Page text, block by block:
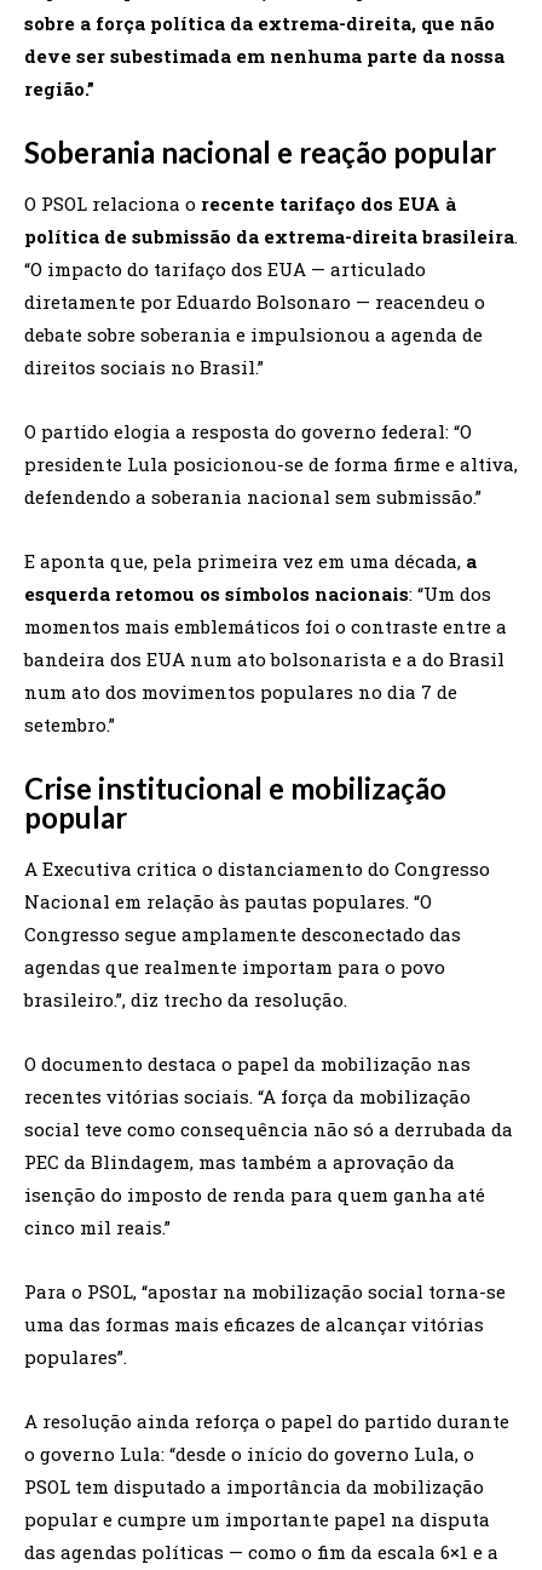
sobre a força política da extrema-direita, que não
deve ser subestimada em nenhuma parte da nossa
região.”
Soberania nacional e reação popular
O PSOL relaciona o recente tarifaço dos EUA à
política de submissão da extrema-direita brasileira.
“O impacto do tarifaço dos EUA — articulado
diretamente por Eduardo Bolsonaro — reacendeu o
debate sobre soberania e impulsionou a agenda de
direitos sociais no Brasil.”
O partido elogia a resposta do governo federal: “O
presidente Lula posicionou-se de forma firme e altiva,
defendendo a soberania nacional sem submissão.”
E aponta que, pela primeira vez em uma década, a
esquerda retomou os símbolos nacionais: “Um dos
momentos mais emblemáticos foi o contraste entre a
bandeira dos EUA num ato bolsonarista e a do Brasil
num ato dos movimentos populares no dia 7 de
setembro.”
Crise institucional e mobilização
popular
A Executiva critica o distanciamento do Congresso
Nacional em relação às pautas populares. “O
Congresso segue amplamente desconectado das
agendas que realmente importam para o povo
brasileiro.”, diz trecho da resolução.
O documento destaca o papel da mobilização nas
recentes vitórias sociais. “A força da mobilização
social teve como consequência não só a derrubada da
PEC da Blindagem, mas também a aprovação da
isenção do imposto de renda para quem ganha até
cinco mil reais.”
Para o PSOL, “apostar na mobilização social torna-se
uma das formas mais eficazes de alcançar vitórias
populares”.
A resolução ainda reforça o papel do partido durante
o governo Lula: “desde o início do governo Lula, o
PSOL tem disputado a importância da mobilização
popular e cumpre um importante papel na disputa
das agendas políticas — como o fim da escala 6×1 e a